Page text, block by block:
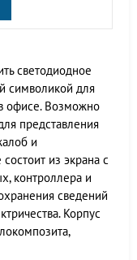
светодиодное
символикой для
офисе. Возможно
представления
и
из экрана с
контроллера и
сведений
Корпус